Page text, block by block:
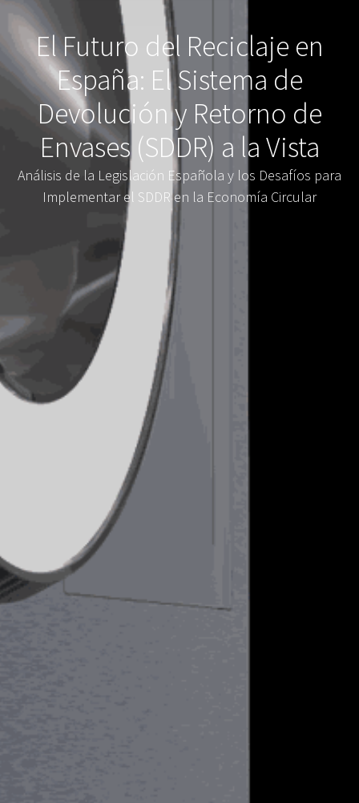
El Futuro del Reciclaje en
España: El Sistema de
Devolución y Retorno de
Envases (SDDR) a la Vista
Análisis de la Legislación Española y los Desafíos para
Implementar el SDDR en la Economía Circular